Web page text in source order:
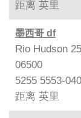
距离 英里
墨西哥 df
Rio Hudson
06500
5255 5553-
距离 英里